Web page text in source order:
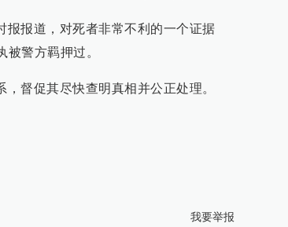
报报道，对死者非常不利的一个证据
被警方羁押过。
督促其尽快查明真相并公正处理。
我要举报